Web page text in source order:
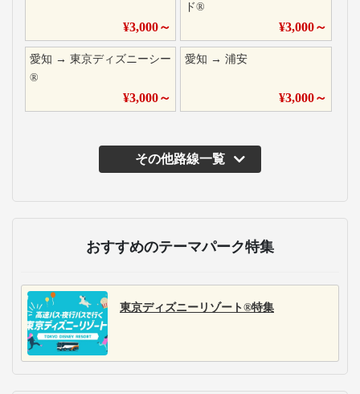
¥3,000～
ド®
¥3,000～
愛知 → 東京ディズニーシー
®
¥3,000～
愛知 →浦安
¥3,000～
その他路線一覧
主な運行バス会社